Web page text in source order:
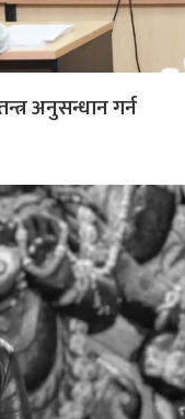
अनुसन्धान गर्न